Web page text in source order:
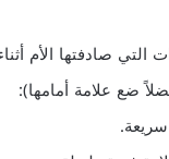
التي صادفتها الأم
ضع علامة أمامها):
الولادة